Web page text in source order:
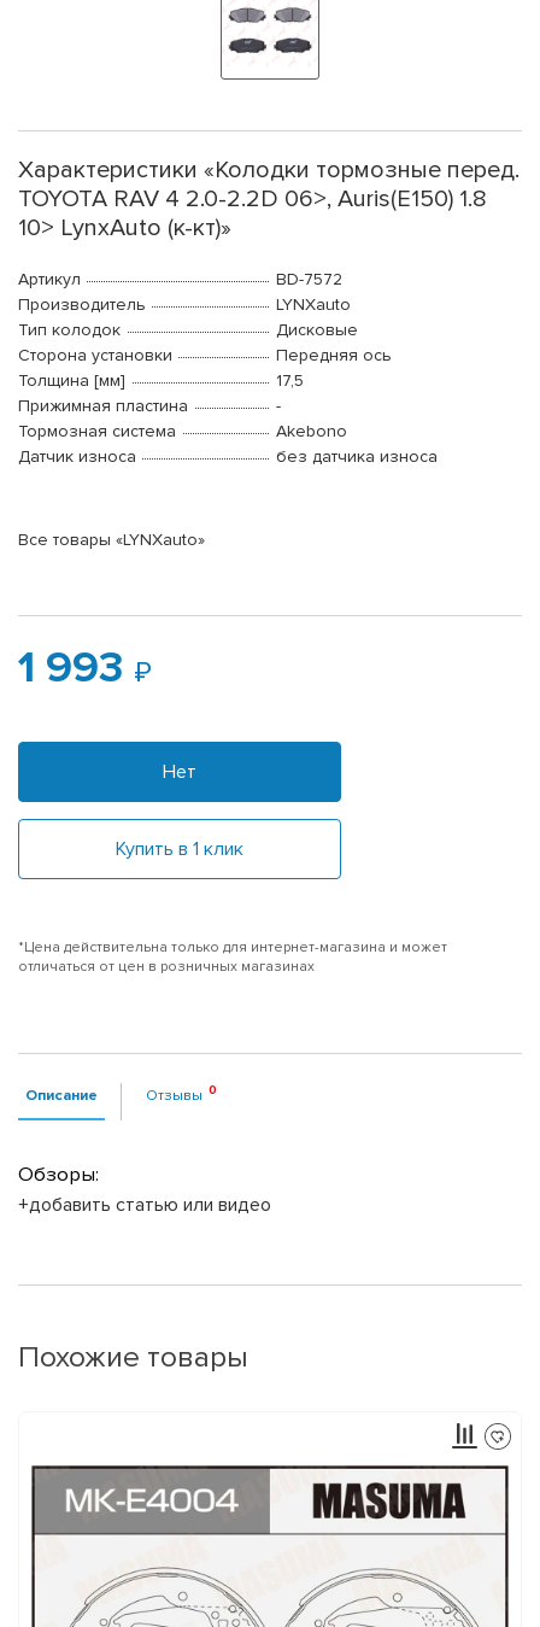
Характеристики «Колодки тормозные перед.
TOYOTA RAV 4 2.0-2.2D 06>, Auris(E150) 1.8
10> LynxAuto (к-кт)»
Артикул
BD-7572
Производитель
LYNXauto
Тип колодок
Дисковые
Сторона установки
Передняя ось
Толщина [мм]
17,5
Прижимная пластина
-
Тормозная система
Akebono
Датчик износа
без датчика износа
Все товары «LYNXauto»
1 993
Нет
Купить в 1 клик
*Цена действительна только для интернет-магазина и может
отличаться от цен в розничных магазинах
Описание Отзывы
Обзоры:
+добавить статью или видео
Похожие товары